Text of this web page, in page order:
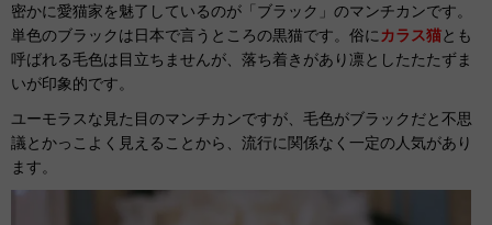
密かに愛猫家を魅了しているのが「ブラック」のマンチカンです。
単色のブラックは日本で言うところの黒猫です。俗に カラス猫とも
呼ばれる毛色は目立ちませんが、落ち着きがあり凛としたたたずま
いが印象的です。
ユーモラスな見た目のマンチカンですが、毛色がブラックだと不思
議とかっこよく見えることから、流行に関係なく一定の人気があり
ます。